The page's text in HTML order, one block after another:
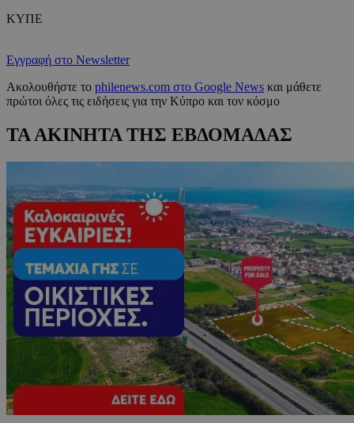
ΚΥΠΕ
Εγγραφή στο Newsletter
Ακολουθήστε το philenews.com στο Google News και μάθετε
πρώτοι όλες τις ειδήσεις για την Κύπρο και τον κόσμο
ΤΑ ΑΚΙΝΗΤΑ ΤΗΣ ΕΒΔΟΜΑΔΑΣ